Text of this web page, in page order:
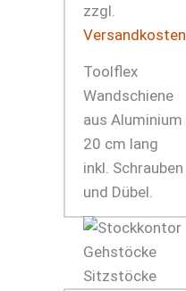
zzgl.
Versandkosten
Toolflex
Wandschiene
aus Aluminium
20 cm lang
inkl. Schrauben
und Dübel.